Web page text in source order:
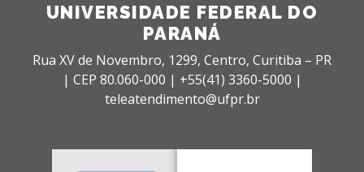
UNIVERSIDADE FEDERAL DO
PARANÁ
Rua XV de Novembro, 1299, Centro, Curitiba – PR
| CEP 80.060-000 | +55(41) 3360-5000 |
teleatendimento@ufpr.br